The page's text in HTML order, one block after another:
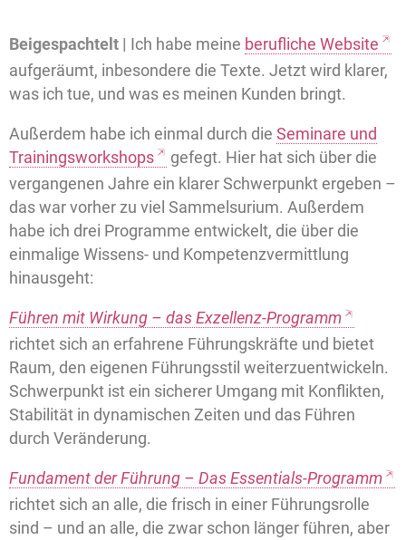
Beigespachtelt | Ich habe meine berufliche Website
aufgeräumt, inbesondere die Texte. Jetzt wird klarer,
was ich tue, und was es meinen Kunden bringt.
Außerdem habe ich einmal durch die Seminare und
Trainingsworkshops
gefegt. Hier hat sich über die
vergangenen Jahre ein klarer Schwerpunkt ergeben –
das war vorher zu viel Sammelsurium. Außerdem
habe ich drei Programme entwickelt, die über die
einmalige Wissens- und Kompetenzvermittlung
hinausgeht:
Führen mit Wirkung – das Exzellenz-Programm
richtet sich an erfahrene Führungskräfte und bietet
Raum, den eigenen Führungsstil weiterzuentwickeln.
Schwerpunkt ist ein sicherer Umgang mit Konflikten,
Stabilität in dynamischen Zeiten und das Führen
durch Veränderung.
Fundament der Führung – Das Essentials-Programm
richtet sich an alle, die frisch in einer Führungsrolle
sind – und an alle, die zwar schon länger führen, aber